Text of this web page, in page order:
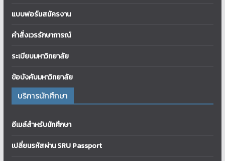
แบบฟอร์มสมัครงาน
คำสั่งเวรรักษาการณ์
ระเบียบมหาวิทยาลัย
ข้อบังคับมหาวิทยาลัย
บริการนักศึกษา
อีเมล์สำหรับนักศึกษา
เปลี่ยนรหัสผ่าน SRU Passport